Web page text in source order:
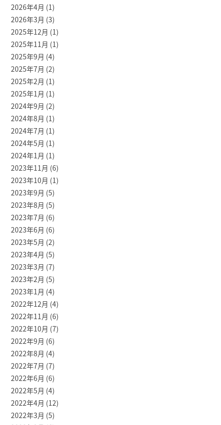
2026年4月 (1)
2026年3月 (3)
2025年12月 (1)
2025年11月 (1)
2025年9月 (4)
2025年7月 (2)
2025年2月 (1)
2025年1月 (1)
2024年9月 (2)
2024年8月 (1)
2024年7月 (1)
2024年5月 (1)
2024年1月 (1)
2023年11月 (6)
2023年10月 (1)
2023年9月 (5)
2023年8月 (5)
2023年7月 (6)
2023年6月 (6)
2023年5月 (2)
2023年4月 (5)
2023年3月 (7)
2023年2月 (5)
2023年1月 (4)
2022年12月 (4)
2022年11月 (6)
2022年10月 (7)
2022年9月 (6)
2022年8月 (4)
2022年7月 (7)
2022年6月 (6)
2022年5月 (4)
2022年4月 (12)
2022年3月 (5)